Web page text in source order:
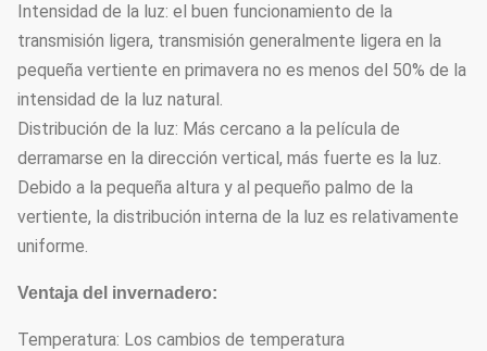
Intensidad de la luz: el buen funcionamiento de la
transmisión ligera, transmisión generalmente ligera en la
pequeña vertiente en primavera no es menos del 50% de la
intensidad de la luz natural.
Distribución de la luz: Más cercano a la película de
derramarse en la dirección vertical, más fuerte es la luz.
Debido a la pequeña altura y al pequeño palmo de la
vertiente, la distribución interna de la luz es relativamente
uniforme.
Ventaja del invernadero:
Temperatura: Los cambios de temperatura